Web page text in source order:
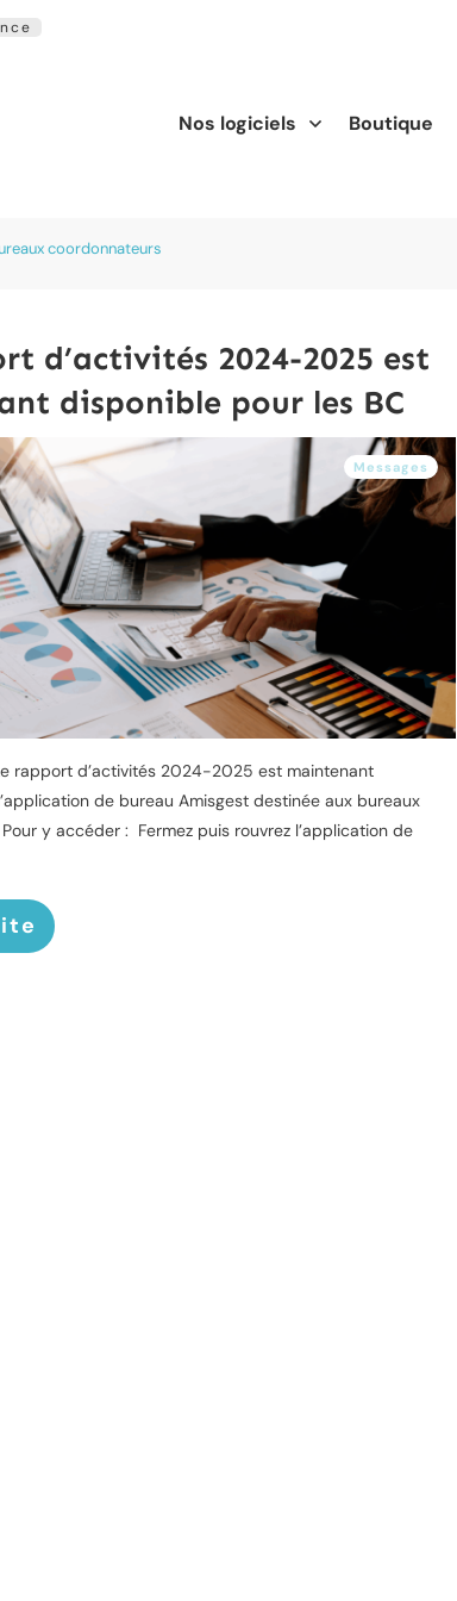
Nos logiciels Boutique
coordonnateurs
d’activités 2024-2025 est
disponible pour les BC
Messages
rapport d’activités 2024-2025 est maintenant
de bureau Amisgest destinée aux bureaux
y accéder : Fermez puis rouvrez l’application de